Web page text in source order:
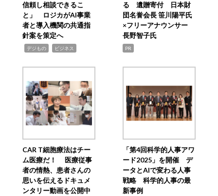
信頼し相談できるこ
と」 ロジカがAI事業
者と導入機関の共通指
針案を策定へ
デジもの ビジネス
る 遺贈寄付 日本財
団名誉会長 笹川陽平氏
×フリーアナウンサー
長野智子氏
PR
CAR T細胞療法はチー
ム医療だ！ 医療従事
者の情熱、患者さんの
思いを伝えるドキュメ
ンタリー動画を公開中
「第4回科学的人事アワ
ード2025」を開催 デ
ータとAIで変わる人事
戦略 科学的人事の最
新事例